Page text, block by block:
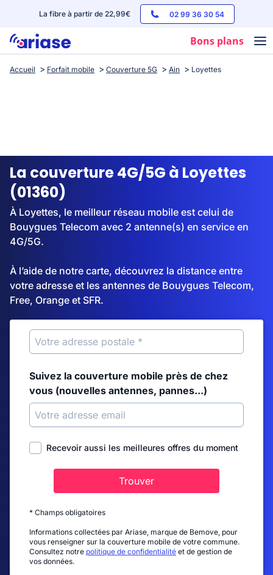
La fibre à partir de 22,99€ 02 99 36 30 54
Bons plans
Box internet
Streaming
Accueil Forfait mobile Couverture 5G Ain Loyettes
La couverture 4G/5G à Loyettes
(01360)
À Loyettes, le meilleur réseau mobile est celui de
Bouygues Telecom avec 2 antenne(s) en service en
4G/5G.
À l’aide de notre carte, découvrez la distance entre
votre adresse et les antennes de Bouygues Telecom,
Free, Orange et SFR.
Suivez la couverture mobile près de chez
vous (nouvelles antennes, pannes...)
Recevoir aussi les meilleures offres du moment
Trouver
* Champs obligatoires
Informations collectées par Ariase, marque de Bemove, pour
vous renseigner sur la couverture mobile de votre commune.
Consultez notre politique de confidentialité et de gestion de
vos données.